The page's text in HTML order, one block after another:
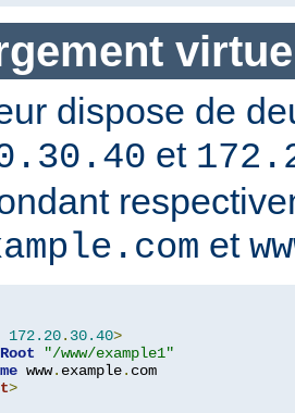
dispose de
et
et
172.20. 30.40>
"/www/example1"
www. example.
>